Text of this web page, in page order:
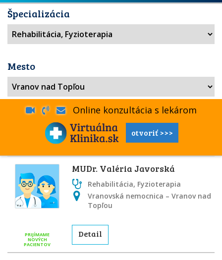
Špecializácia
Mesto
Online konzultácia s lekárom
otvoriť >>>
PRIJÍMAME
NOVÝCH
PACIENTOV
MUDr. Valéria Javorská
Rehabilitácia, Fyzioterapia
Vranovská nemocnica – Vranov nad
Topľou
Detail